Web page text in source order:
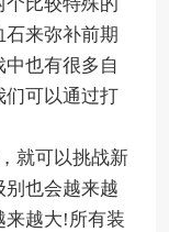
比较特殊的
石来弥补前期
中也有很多自
们可以通过打
就可以挑战新
别也会越来越
来越大!所有装